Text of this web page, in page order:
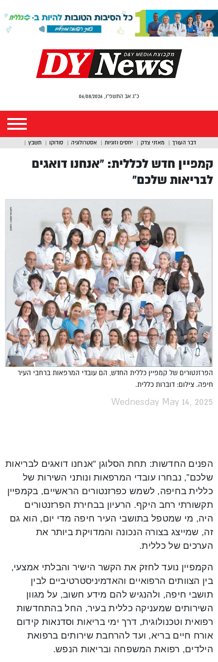
כ"ג אב התשפ"ו, 06/08/2026
דבר העורך מאזני צדק יחסים וזוגיות אסטרולוגיה סודוקו תשבץ
קמפיין חדש לכללית: “אנחנו דואגים
לבריאות שלכם”
הפרזנטורים של קמפיין כללית החדש, הם עובדי המרפאות ברחבי העיר
חיפה. צילום: דוברות כללית.
Wednesday May 14, 2025
הפנים החדשות: תחת הסלוגן “אנחנו דואגים לבריאות
שלכם”, נבחרו עובדי המרפאות ונותני השירות של
כללית בחיפה, לשמש כפרזנטורים הראשיים, בקמפיין
תקשורתי רחב היקף. הרעיון בבחירת הפרזנטורים
היה, מי שמטפל בתושבי העיר חיפה מדי יום, הוא גם
זה, שמייצג בצורה הנכונה והמדויקת ביותר את
הערכים של כללית.
הקמפיין נועד לחזק את הקשר הישיר והבלתי אמצעי,
בין הצוותים הרפואיים והאדמיניסטרטיביים לבין
תושבי חיפה, ולהנגיש להם מידע חשוב, על מגוון
השירותים שמעניקה כללית בעיר, החל בהתחדשות
רפואית וטכנולוגית, דרך ימי בריאות וסדנאות קידום
אורח חיים בריא, ועד להרחבת שירותים ברפואת
הילדים, רפואת המשפחה ובריאות הנפש.